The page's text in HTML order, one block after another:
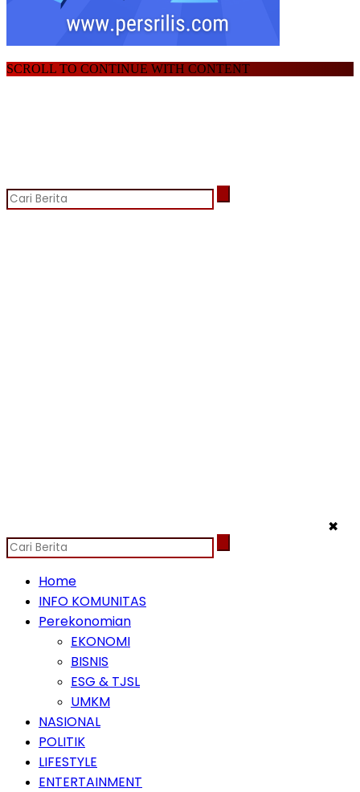
SCROLL TO CONTINUE WITH CONTENT
✖
Home
INFO KOMUNITAS
Perekonomian
EKONOMI
BISNIS
ESG & TJSL
UMKM
NASIONAL
POLITIK
LIFESTYLE
ENTERTAINMENT